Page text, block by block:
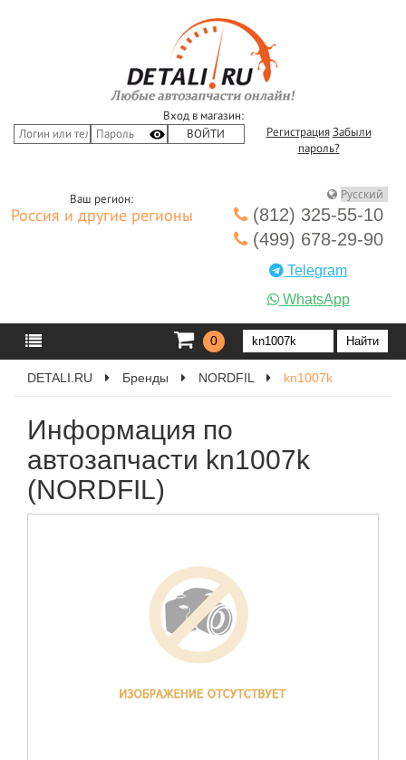
Вход в магазин:
Регистрация Забыли
пароль?
Ваш регион:
Россия и другие регионы
(812) 325-55-10
(499) 678-29-90
Telegram
WhatsApp
0
DETALI.RU Бренды NORDFIL kn1007k
Информация по
автозапчасти kn1007k
(NORDFIL)